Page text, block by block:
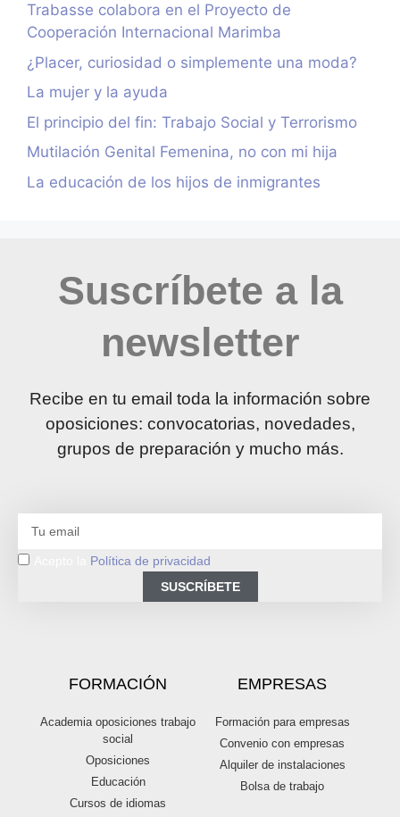
Trabasse colabora en el Proyecto de
Cooperación Internacional Marimba
¿Placer, curiosidad o simplemente una moda?
La mujer y la ayuda
El principio del fin: Trabajo Social y Terrorismo
Mutilación Genital Femenina, no con mi hija
La educación de los hijos de inmigrantes
Suscríbete a la
newsletter
Recibe en tu email toda la información sobre
oposiciones: convocatorias, novedades,
grupos de preparación y mucho más.
Política de privacidad
SUSCRÍBETE
FORMACIÓN
Academia oposiciones trabajo
social
Oposiciones
Educación
Cursos de idiomas
EMPRESAS
Formación para empresas
Convenio con empresas
Alquiler de instalaciones
Bolsa de trabajo